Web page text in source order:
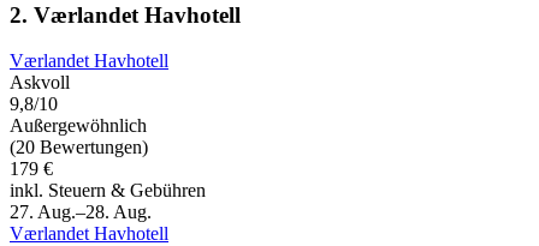
2. Værlandet Havhotell
Værlandet Havhotell
Askvoll
9,8/10
Außergewöhnlich
(20 Bewertungen)
179 €
inkl. Steuern & Gebühren
27. Aug.–28. Aug.
Værlandet Havhotell